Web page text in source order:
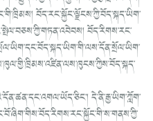
མས། བོད་རང་སྐྱོང་ལྗོངས་ཀྱི་བོད་སྐད་ཡིག་
བོད་རིགས་རང་
ཡིག་གི་ལས་དོན་སྲོལ་ཡིག་
མས་འཛིན་ལས་ཁུངས་ཀྱིས་བོད་སྐད་
ང་། དེ་ནི་རྒྱ་ཡིག་ཀློག་
གས་རང་སྐྱོང་གི་ས་གནས་ཀྱི་